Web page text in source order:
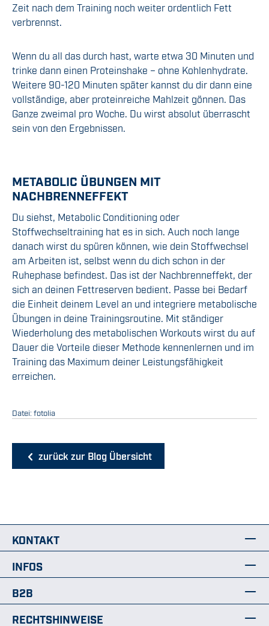
Zeit nach dem Training noch weiter ordentlich Fett
verbrennst.
Wenn du all das durch hast, warte etwa 30 Minuten und
trinke dann einen Proteinshake – ohne Kohlenhydrate.
Weitere 90-120 Minuten später kannst du dir dann eine
vollständige, aber proteinreiche Mahlzeit gönnen. Das
Ganze zweimal pro Woche. Du wirst absolut überrascht
sein von den Ergebnissen.
METABOLIC ÜBUNGEN MIT
NACHBRENNEFFEKT
Du siehst, Metabolic Conditioning oder
Stoffwechseltraining hat es in sich. Auch noch lange
danach wirst du spüren können, wie dein Stoffwechsel
am Arbeiten ist, selbst wenn du dich schon in der
Ruhephase befindest. Das ist der Nachbrenneffekt, der
sich an deinen Fettreserven bedient. Passe bei Bedarf
die Einheit deinem Level an und integriere metabolische
Übungen in deine Trainingsroutine. Mit ständiger
Wiederholung des metabolischen Workouts wirst du auf
Dauer die Vorteile dieser Methode kennenlernen und im
Training das Maximum deiner Leistungsfähigkeit
erreichen.
Datei: fotolia
zurück zur Blog Übersicht
KONTAKT
INFOS
B2B
RECHTSHINWEISE